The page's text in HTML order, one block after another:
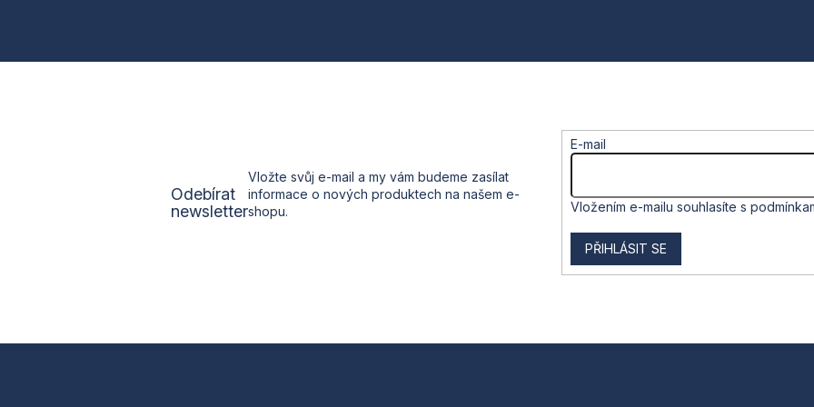
r
v
ý
s
a
Odebírat
newsletter
Vložte svůj e-mail a my vám budeme zasílat
informace o nových produktech na našem e-
shopu.
E-mail
Vložením e-mailu souhlasíte s
PŘIHLÁSIT SE